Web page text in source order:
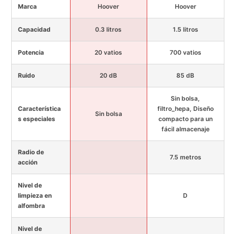
Marca Hoover Hoover
Capacidad 0.3 litros 1.5 litros
Potencia 20 vatios 700 vatios
Ruido 20 dB 85 dB
Característica
s especiales
Sin bolsa
Sin bolsa,
filtro_hepa, Diseño
compacto para un
fácil almacenaje
Radio de
acción
7.5 metros
Nivel de
limpieza en
alfombra
D
Nivel de